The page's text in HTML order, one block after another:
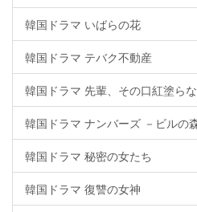
韓国ドラマ いばらの花
韓国ドラマ テバク不動産
韓国ドラマ 先輩、その口紅塗ら
韓国ドラマ ナンバーズ －ビルの
韓国ドラマ 秘密の女たち
韓国ドラマ 復讐の女神